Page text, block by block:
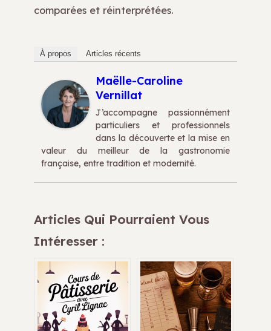
comparées et réinterprétées.
À propos Articles récents
Maëlle-Caroline
Vernillat
J’accompagne passionnément
particuliers et professionnels
dans la découverte et la mise en
valeur du meilleur de la gastronomie
française, entre tradition et modernité.
Articles Qui Pourraient Vous
Intéresser :